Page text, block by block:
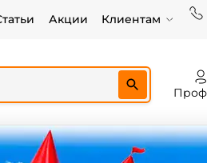
Акции Клиентам